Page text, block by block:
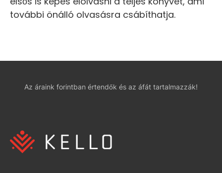
további önálló olvasásra csábíthatja.
Az áraink forintban értendők és az áfát tartalmazzák!